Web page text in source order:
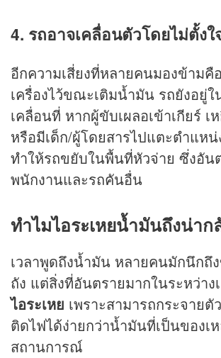
4. รถอาจเคลื่อนตัวโดยไม่ตั้งใ
อีกความเสี่ยงที่หลายคนมองข้ามคื
เครื่องไว้ขณะเติมน้ำมัน รถยังอยู่
เคลื่อนที่ หากผู้ขับเผลอเข้าเกียร์ เ
หรือมีเด็ก/ผู้โดยสารไปแตะตำแห
ทำให้รถขยับในพื้นที่หัวจ่าย ซึ่งอัน
พนักงานและรถคันอื่น
ทำไมไอระเหยน้ำมันถึงน่าก
เวลาพูดถึงน้ำมัน หลายคนมักนึกถึ
ถัง แต่สิ่งที่อันตรายมากในระหว่า
ไอระเหย เพราะสามารถกระจาย
ติดไฟได้ง่ายกว่าน้ำมันที่เป็นของเ
สถานการณ์